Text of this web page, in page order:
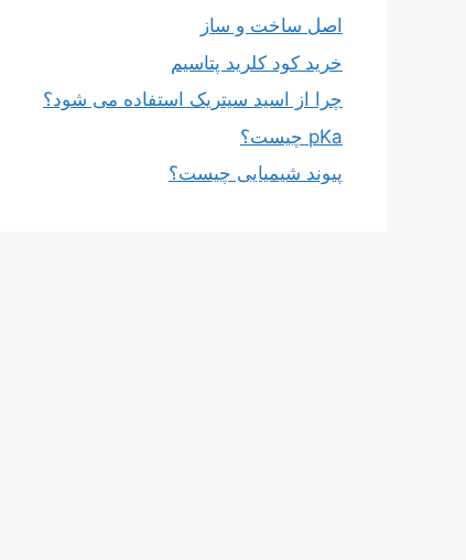
اصل ساخت و ساز
خرید کود کلرید پتاسیم
چرا از اسید سیتریک استفاده می شود؟
pKa چیست؟
پیوند شیمیایی چیست؟